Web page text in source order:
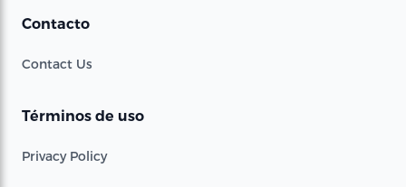
Contacto
Contact Us
Términos de uso
Privacy Policy